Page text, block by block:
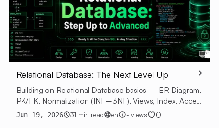
Relational Database: The Next Level Up
Building on Relational Database basics — ER Diagram,
PK/FK, Normalization (1NF–3NF), Views, Index, Access
Control, Backup & Recovery with SQL examples
Jun 19, 2026 31 min read en - views 0